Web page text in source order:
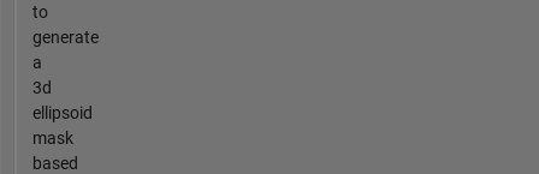
to
generate
a
3d
ellipsoid
mask
based